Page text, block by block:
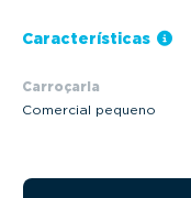
Características
Carroçaria
Comercial pequeno